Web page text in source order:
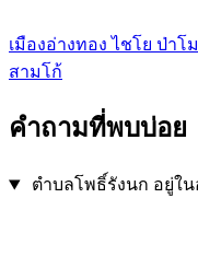
เมืองอ่างทองไชโย ป่าโ
สามโก้
คำถามที่พบบ่อย
ตำบลโพธิ์รังนก อยู่ใน